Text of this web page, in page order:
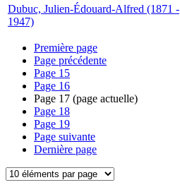
Dubuc, Julien-Édouard-Alfred (1871 -
1947)
Première page
Page précédente
Page 15
Page 16
Page 17 (page actuelle)
Page 18
Page 19
Page suivante
Dernière page